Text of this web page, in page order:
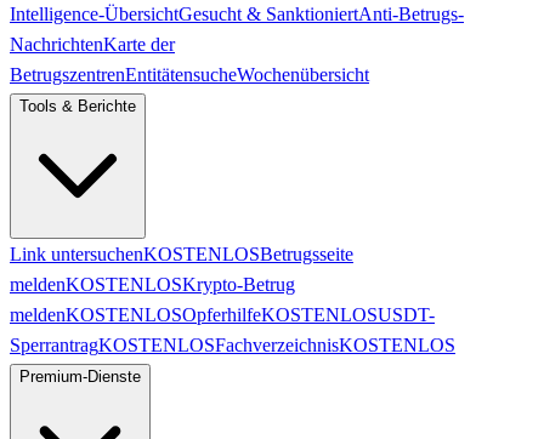
Intelligence-ÜbersichtGesucht & SanktioniertAnti-Betrugs-
NachrichtenKarte der
BetrugszentrenEntitätensucheWochenübersicht
Tools & Berichte
Link untersuchenKOSTENLOSBetrugsseite
meldenKOSTENLOSKrypto-Betrug
meldenKOSTENLOSOpferhilfeKOSTENLOSUSDT-
SperrantragKOSTENLOSFachverzeichnisKOSTENLOS
Premium-Dienste